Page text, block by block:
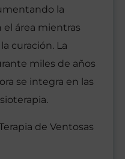
la
área mientras
curación. La
miles de años
se integra en las
de Ventosas